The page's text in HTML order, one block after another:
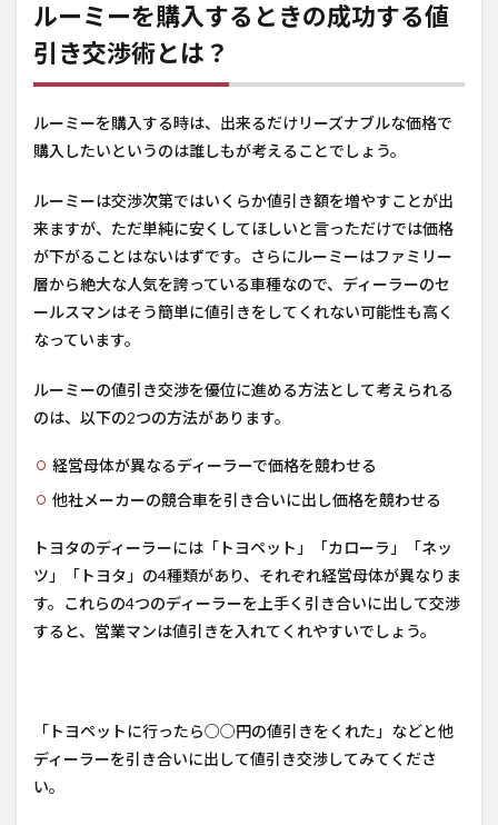
ルーミーを購入するときの成功する値
引き交渉術とは？
ルーミーを購入する時は、出来るだけリーズナブルな価格で
購入したいというのは誰しもが考えることでしょう。
ルーミーは交渉次第ではいくらか値引き額を増やすことが出
来ますが、ただ単純に安くしてほしいと言っただけでは価格
が下がることはないはずです。さらにルーミーはファミリー
層から絶大な人気を誇っている車種なので、ディーラーのセ
ールスマンはそう簡単に値引きをしてくれない可能性も高く
なっています。
ルーミーの値引き交渉を優位に進める方法として考えられる
のは、以下の2つの方法があります。
経営母体が異なるディーラーで価格を競わせる
他社メーカーの競合車を引き合いに出し価格を競わせる
トヨタのディーラーには「トヨペット」「カローラ」「ネッ
ツ」「トヨタ」の4種類があり、それぞれ経営母体が異なりま
す。これらの4つのディーラーを上手く引き合いに出して交渉
すると、営業マンは値引きを入れてくれやすいでしょう。
「トヨペットに行ったら○○円の値引きをくれた」などと他
ディーラーを引き合いに出して値引き交渉してみてくださ
い。